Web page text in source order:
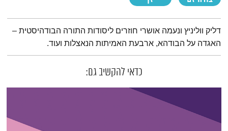
תמצית הפודקאסט
דליק ווליניץ ונעמה אושרי חוזרים ליסודות התורה הבודהיסטית –
האגדה על הבודהא, ארבעת האמיתות הנאצלות ועוד.
כדאי להקשיב גם: